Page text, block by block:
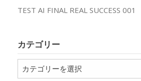
TEST AI FINAL REAL SUCCESS 001
カテゴリー
テ